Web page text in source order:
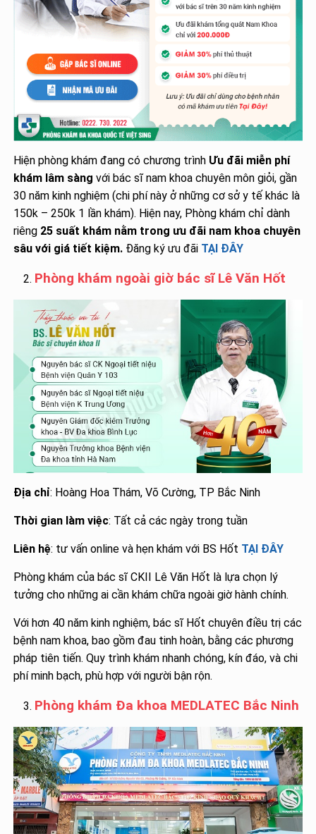
Hiện phòng khám đang có chương trình Ưu đãi miễn phí
khám lâm sàng với bác sĩ nam khoa chuyên môn giỏi, gần
30 năm kinh nghiệm (chi phí này ở những cơ sở y tế khác là
150k – 250k 1 lần khám). Hiện nay, Phòng khám chỉ dành
riêng 25 suất khám nằm trong ưu đãi nam khoa chuyên
sâu với giá tiết kiệm. Đăng ký ưu đãi TẠI ĐÂY
Phòng khám ngoài giờ bác sĩ Lê Văn Hốt
Địa chỉ: Hoàng Hoa Thám, Võ Cường, TP Bắc Ninh
Thời gian làm việc: Tất cả các ngày trong tuần
Liên hệ: tư vấn online và hẹn khám với BS Hốt TẠI ĐÂY
Phòng khám của bác sĩ CKII Lê Văn Hốt là lựa chọn lý
tưởng cho những ai cần khám chữa ngoài giờ hành chính.
Với hơn 40 năm kinh nghiệm, bác sĩ Hốt chuyên điều trị các
bệnh nam khoa, bao gồm đau tinh hoàn, bằng các phương
pháp tiên tiến. Quy trình khám nhanh chóng, kín đáo, và chi
phí minh bạch, phù hợp với người bận rộn.
Phòng khám Đa khoa MEDLATEC Bắc Ninh